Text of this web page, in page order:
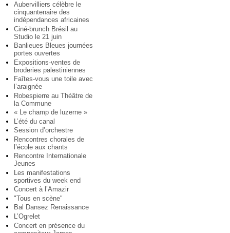
Aubervilliers célèbre le
cinquantenaire des
indépendances africaines
Ciné-brunch Brésil au
Studio le 21 juin
Banlieues Bleues journées
portes ouvertes
Expositions-ventes de
broderies palestiniennes
Faîtes-vous une toile avec
l’araignée
Robespierre au Théâtre de
la Commune
« Le champ de luzerne »
L’été du canal
Session d’orchestre
Rencontres chorales de
l’école aux chants
Rencontre Internationale
Jeunes
Les manifestations
sportives du week end
Concert à l’Amazir
"Tous en scène"
Bal Dansez Renaissance
L’Ogrelet
Concert en présence du